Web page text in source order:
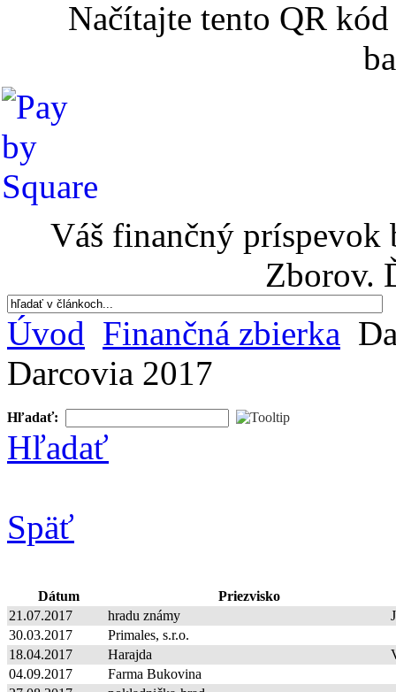
Načítajte tento QR
Váš finančný príspevok
Zborov.
Úvod Finančná zbierka
Darcovia 2017
Hľadať:
Hľadať
Späť
Dátum
Priezvisko
21.07.2017
hradu známy
30.03.2017
Primales, s.r.o.
18.04.2017
Harajda
04.09.2017
Farma Bukovina